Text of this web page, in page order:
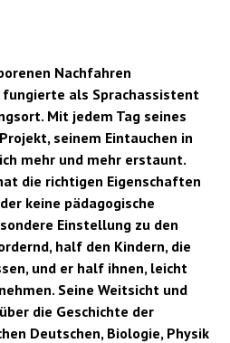
Nachfahren
fungierte als Sprachassistent
Mit jedem Tag seines
seinem Eintauchen in
mehr und mehr erstaunt.
die richtigen Eigenschaften
keine pädagogische
Einstellung zu den
half den Kindern, die
und er half ihnen, leicht
Seine Weitsicht und
die Geschichte der
Deutschen, Biologie, Physik